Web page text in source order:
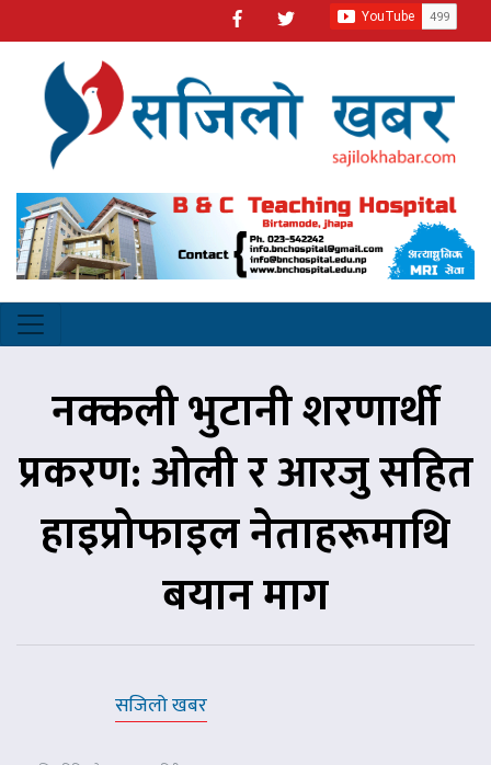
नक्कली भुटानी शरणार्थी
प्रकरण: ओली र आरजु सहित
हाइप्रोफाइल नेताहरूमाथि
बयान माग
सजिलो खबर